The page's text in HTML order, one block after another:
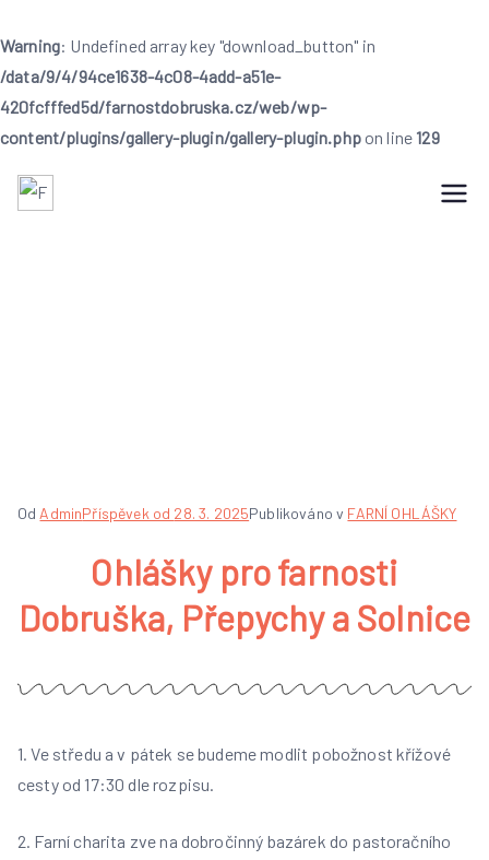
Warning: Undefined array key "download_button" in
/data/9/4/94ce1638-4c08-4add-a51e-
420fcfffed5d/farnostdobruska.cz/web/wp-
content/plugins/gallery-plugin/gallery-plugin.phpon line 129
Od AdminPříspěvek od 28. 3. 2025Publikováno v FARNÍ OHLÁŠKY
Ohlášky pro farnosti
Dobruška, Přepychy a Solnice
1. Ve středu a v pátek se budeme modlit pobožnost křížové
cesty od 17:30 dle rozpisu.
2. Farní charita zve na dobročinný bazárek do pastoračního